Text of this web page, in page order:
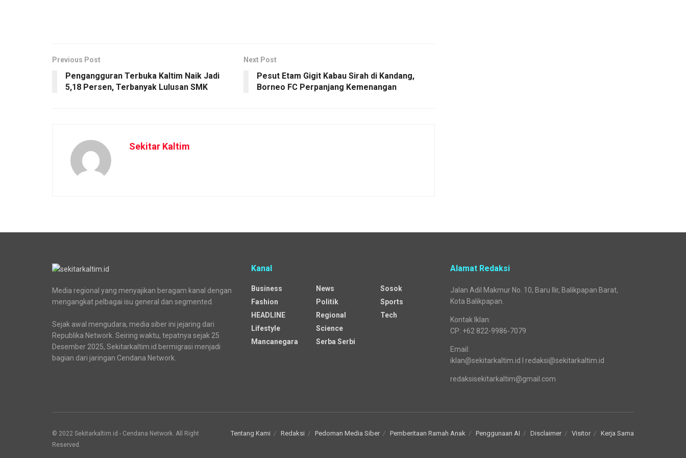
Previous Post
Pengangguran Terbuka Kaltim Naik Jadi
5,18 Persen, Terbanyak Lulusan SMK
Next Post
Pesut Etam Gigit Kabau Sirah di Kandang,
Borneo FC Perpanjang Kemenangan
Sekitar Kaltim
Media regional yang menyajikan beragam kanal dengan
mengangkat pelbagai isu general dan segmented.
Sejak awal mengudara, media siber ini jejaring dari
Republika Network. Seiring waktu, tepatnya sejak 25
Desember 2025, Sekitarkaltim.id bermigrasi menjadi
bagian dari jaringan Cendana Network.
Kanal
Business
Fashion
HEADLINE
Lifestyle
Mancanegara
News
Politik
Regional
Science
Serba Serbi
Sosok
Sports
Tech
Alamat Redaksi
Jalan Adil Makmur No. 10, Baru Ilir, Balikpapan Barat,
Kota Balikpapan.
Kontak Iklan:
CP: +62 822-9986-7079
Email:
iklan@sekitarkaltim.id I redaksi@sekitarkaltim.id
redaksisekitarkaltim@gmail.com
Tentang Kami Redaksi Pedoman Media Siber Pemberitaan Ramah Anak Penggunaan AI Disclaimer Visitor Kerja Sama
© 2022 Sekitarkaltim.id - Cendana Network. All Right
Reserved.